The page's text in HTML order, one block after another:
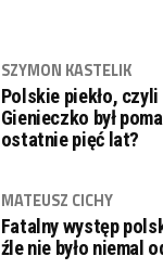
SZYMON KASTELIK
Polskie piekło,
Gienieczko był
ostatnie pięć lat?
MATEUSZ CICHY
Fatalny występ
źle nie było niemal